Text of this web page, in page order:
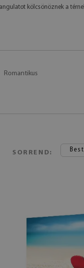
kölcsönöznek a
Romantikus
SORREND: